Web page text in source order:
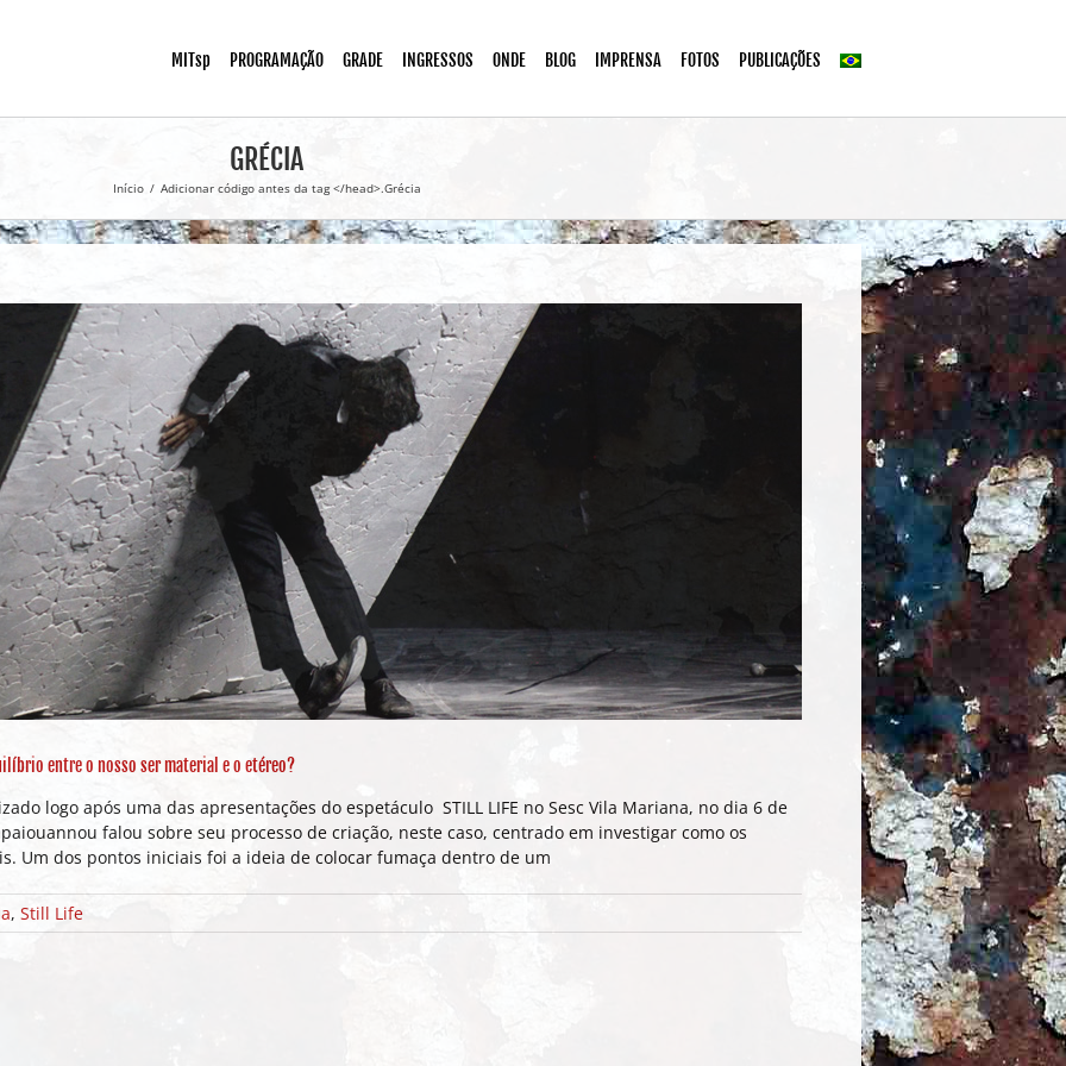
MITsp PROGRAMAÇÃO GRADE INGRESSOS ONDE BLOG IMPRENSA FOTOS PUBLICAÇÕES
GRÉCIA
Início / Adicionar código antes da tag </head>.Grécia
entre o nosso ser material e o etéreo?
logo após uma das apresentações do espetáculo STILL LIFE no Sesc Vila Mariana, no dia 6 de
falou sobre seu processo de criação, neste caso, centrado em investigar como os
Um dos pontos iniciais foi a ideia de colocar fumaça dentro de um
, Still Life